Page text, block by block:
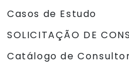
Casos de Estudo
SOLICITAÇÃO DE
Catálogo de